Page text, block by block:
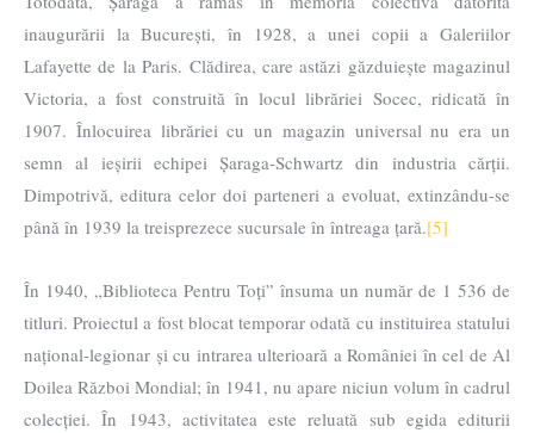
inaugurării la București, în 1928, a unei copii a Galeriilor
Lafayette de la Paris. Clădirea, care astăzi găzduiește magazinul
Victoria, a fost construită în locul librăriei Socec, ridicată în
1907. Înlocuirea librăriei cu un magazin universal nu era un
semn al ieșirii echipei Șaraga-Schwartz din industria cărții.
Dimpotrivă, editura celor doi parteneri a evoluat, extinzându-se
până în 1939 la treisprezece sucursale în întreaga țară.[5]
În 1940, „Biblioteca Pentru Toți” însuma un număr de 1 536 de
titluri. Proiectul a fost blocat temporar odată cu instituirea statului
național-legionar și cu intrarea ulterioară a României în cel de Al
Doilea Război Mondial; în 1941, nu apare niciun volum în cadrul
colecției. În 1943, activitatea este reluată sub egida editurii